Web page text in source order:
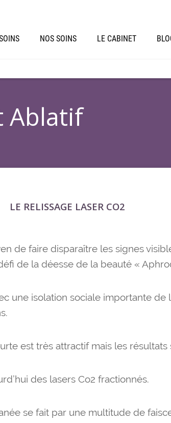
NOS SOINS LE CABINET
Ablatif
LE RELISSAGE LASER CO2
de faire disparaître les signes
de la déesse de la beauté «
une isolation sociale importante de
est très attractif mais les
des lasers Co2 fractionnés.
se fait par une multitude de